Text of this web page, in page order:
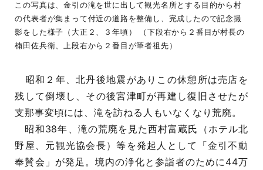
この写真は、金引の滝を世に出して観光名所とする目的から村
の代表者が集まって付近の道路を整備し、完成したので記念撮
影をした様子（大正２、３年頃） （下段右から２番目が村長の
楠田佐兵衛、上段右から２番目が筆者祖先）
昭和２年、北丹後地震がありこの休憩所は売店を
残して倒壊し、その後宮津町が再建し復旧させたが
支那事変頃には、滝を訪ねる人もいなくなり荒廃。
昭和38年、滝の荒廃を見た西村富蔵氏（ホテル北
野屋、元観光協会長）等を発起人として「金引不動
奉賛会」が発足。境内の浄化と参詣者のために44万